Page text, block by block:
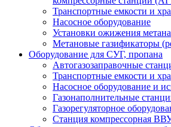
Транспортные емкости и
Насосное оборудование
Установки ожижения метана
Метановые газификаторы
Оборудование для СУГ, пропана
Автогазозаправочные
Транспортные емкости и
Насосное оборудование и
Газонаполнительные
Газорегуляторное
Станция компрессорная